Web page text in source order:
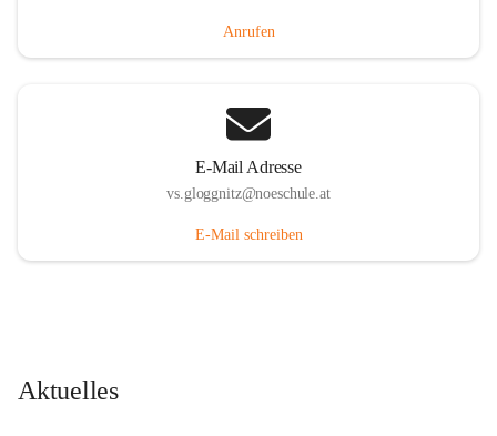
Anrufen
E-Mail Adresse
vs.gloggnitz@noeschule.at
E-Mail schreiben
Aktuelles